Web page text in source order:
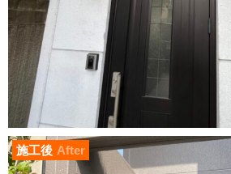
施工後 After